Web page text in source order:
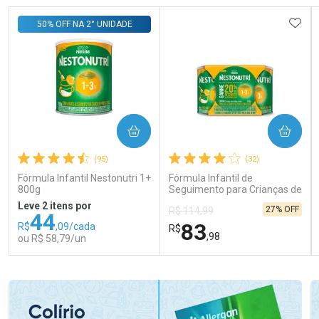
(95)
Fórmula Infantil Nestonutri 1+
800g
50% OFF NA 2° UNIDADE
Leve 2 itens por
R$44,09/cada
ou R$ 58,79/un
COMPRAR
(32)
Fórmula Infantil de
Seguimento para Crianças de
Primeira Infância Nestonutri
2 Unidades de 800g cada
R$ 114,99
R$83,98
27% OFF
COMPRAR
Laboratório
Por Menos